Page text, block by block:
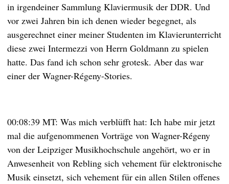
in irgendeiner Sammlung Klaviermusik der DDR. Und
vor zwei Jahren bin ich denen wieder begegnet, als
ausgerechnet einer meiner Studenten im Klavierunterricht
diese zwei Intermezzi von Herrn Goldmann zu spielen
hatte. Das fand ich schon sehr grotesk. Aber das war
einer der Wagner-Régeny-Stories.
00:08:39 MT: Was mich verblüfft hat: Ich habe mir jetzt
mal die aufgenommenen Vorträge von Wagner-Régeny
von der Leipziger Musikhochschule angehört, wo er in
Anwesenheit von Rebling sich vehement für elektronische
Musik einsetzt, sich vehement für ein allen Stilen offenes